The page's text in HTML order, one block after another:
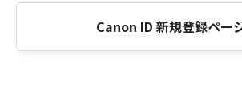
Canon ID 新規登録ペー